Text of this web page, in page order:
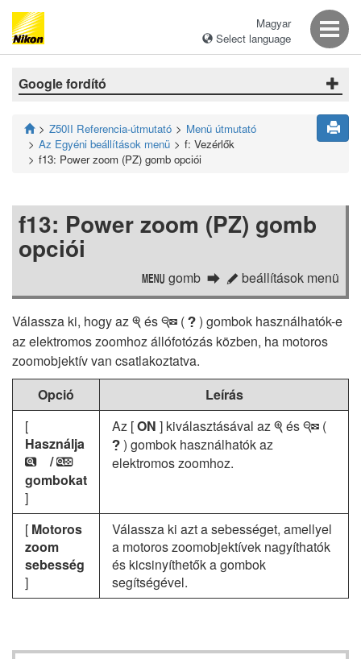
Magyar
Select language
Google fordító
Z50II Referencia-útmutató
Menü útmutató
Az Egyéni beállítások menü
f: Vezérlők
f13: Power zoom (PZ) gomb opciói
f13: Power zoom (PZ) gomb
opciói
G gomb A beállítások menü
Válassza ki, hogy az X és W ( Q ) gombok használhatók-e
az elektromos zoomhoz állófotózás közben, ha motoros
zoomobjektív van csatlakoztatva.
Opció
Leírás
[
Használja
q /r
gombokat
]
Az [ON ] kiválasztásával az X és W (
Q ) gombok használhatók az
elektromos zoomhoz.
[ Motoros
zoom
sebesség
]
Válassza ki azt a sebességet, amellyel
a motoros zoomobjektívek nagyíthatók
és kicsinyíthetők a gombok
segítségével.